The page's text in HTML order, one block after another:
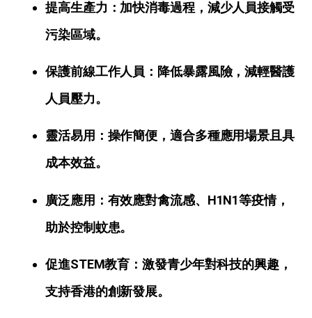
提高生產力：加快消毒過程，減少人員接觸受
污染區域。
保護前線工作人員：降低暴露風險，減輕醫護
人員壓力。
靈活易用：操作簡便，適合多種應用場景且具
成本效益。
廣泛應用：有效應對禽流感、H1N1等疫情，
助於控制蚊患。
促進STEM教育：激發青少年對科技的興趣，
支持香港的創新發展。